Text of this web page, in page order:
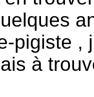
pigiste ,
à